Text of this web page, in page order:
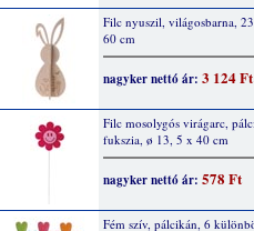
Filc nyuszil, világosbarna,
60 cm
nagyker nettó ár: 3 124 Ft
Filc mosolygós virágarc,
fukszia, ø 13, 5 x 40 cm
nagyker nettó ár: 578 Ft
Fém szív, pálcikán, 6